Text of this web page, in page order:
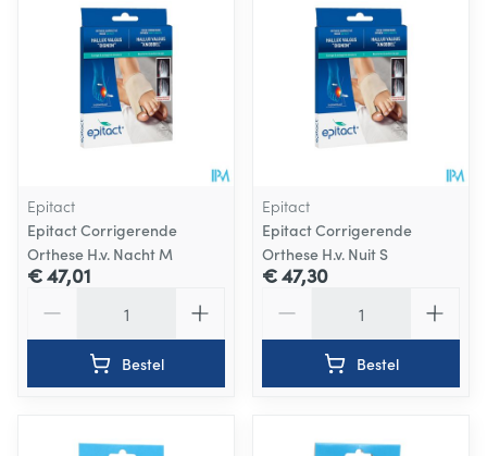
Epitact
Epitact Corrigerende
Orthese H.v. Nacht M
€ 47,01
Bestel
Epitact
Epitact Corrigerende
Orthese H.v. Nuit S
€ 47,30
Bestel